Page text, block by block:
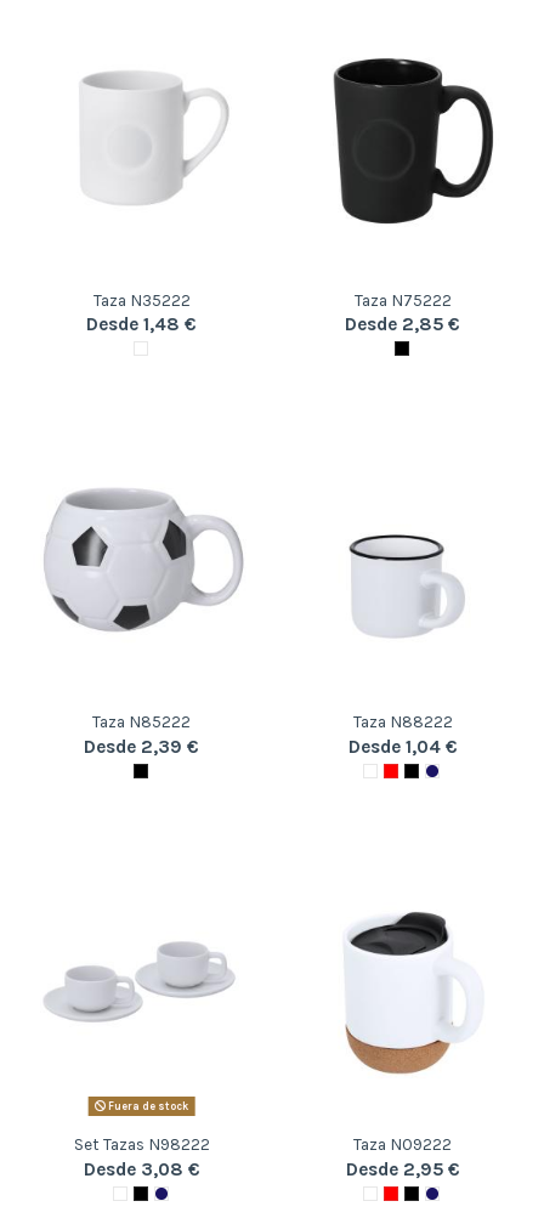
Taza N35222
Desde 1,48 €
Taza N75222
Desde 2,85 €
Taza N85222
Desde 2,39 €
Taza N88222
Desde 1,04 €
Fuera de stock
Set Tazas N98222
Desde 3,08 €
Taza N09222
Desde 2,95 €